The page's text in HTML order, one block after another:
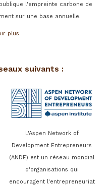
l'empreinte carbone de
sur une base annuelle.
plus
suivants :
L'Aspen Network of
Development Entrepreneurs
(ANDE) est un réseau mondial
d'organisations qui
encouragent l'entrepreneuriat